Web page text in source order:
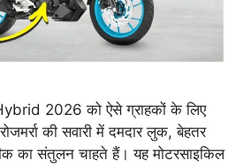
2026 को ऐसे ग्राहकों के लिए
की सवारी में दमदार लुक, बेहतर
का संतुलन चाहते हैं। यह मोटरसाइकिल